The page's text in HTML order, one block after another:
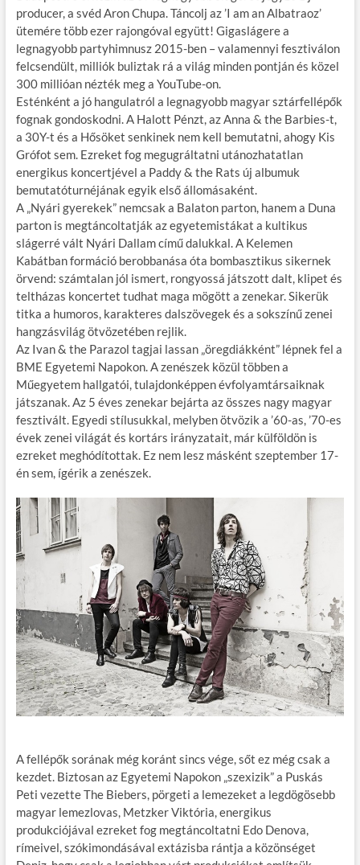
producer, a svéd Aron Chupa. Táncolj az ’I am an Albatraoz’
ütemére több ezer rajongóval együtt! Gigaslágere a
legnagyobb partyhimnusz 2015-ben – valamennyi fesztiválon
felcsendült, milliók buliztak rá a világ minden pontján és közel
300 millióan nézték meg a YouTube-on.
Esténként a jó hangulatról a legnagyobb magyar sztárfellépők
fognak gondoskodni. A Halott Pénzt, az Anna & the Barbies-t,
a 30Y-t és a Hősöket senkinek nem kell bemutatni, ahogy Kis
Grófot sem. Ezreket fog megugráltatni utánozhatatlan
energikus koncertjével a Paddy & the Rats új albumuk
bemutatóturnéjának egyik első állomásaként.
A „Nyári gyerekek” nemcsak a Balaton parton, hanem a Duna
parton is megtáncoltatják az egyetemistákat a kultikus
slágerré vált Nyári Dallam című dalukkal. A Kelemen
Kabátban formáció berobbanása óta bombasztikus sikernek
örvend: számtalan jól ismert, rongyossá játszott dalt, klipet és
teltházas koncertet tudhat maga mögött a zenekar. Sikerük
titka a humoros, karakteres dalszövegek és a sokszínű zenei
hangzásvilág ötvözetében rejlik.
Az Ivan & the Parazol tagjai lassan „öregdiákként” lépnek fel a
BME Egyetemi Napokon. A zenészek közül többen a
Műegyetem hallgatói, tulajdonképpen évfolyamtársaiknak
játszanak. Az 5 éves zenekar bejárta az összes nagy magyar
fesztivált. Egyedi stílusukkal, melyben ötvözik a ’60-as, ’70-es
évek zenei világát és kortárs irányzatait, már külföldön is
ezreket meghódítottak. Ez nem lesz másként szeptember 17-
én sem, ígérik a zenészek.
A fellépők sorának még koránt sincs vége, sőt ez még csak a
kezdet. Biztosan az Egyetemi Napokon „szexizik” a Puskás
Peti vezette The Biebers, pörgeti a lemezeket a legdögösebb
magyar lemezlovas, Metzker Viktória, energikus
produkciójával ezreket fog megtáncoltatni Edo Denova,
rímeivel, szókimondásával extázisba rántja a közönséget